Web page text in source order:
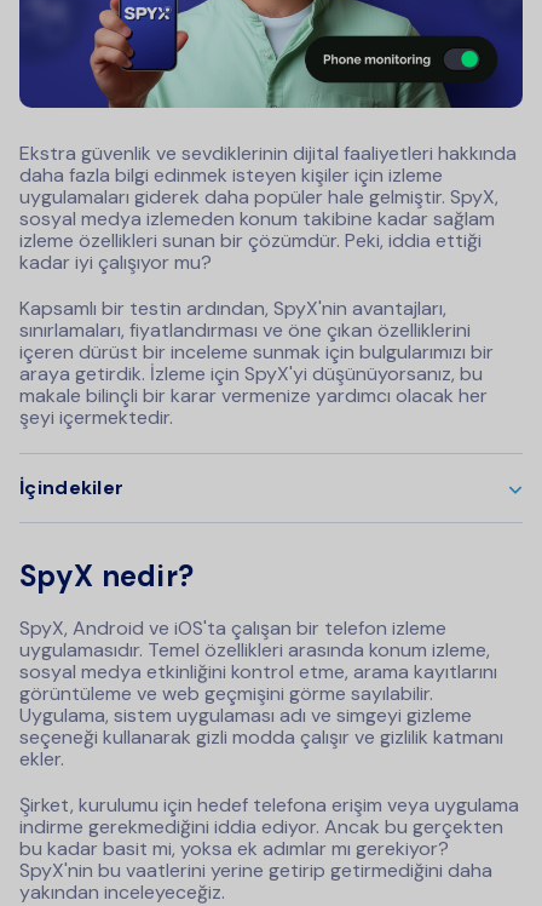
Ekstra güvenlik ve sevdiklerinin dijital faaliyetleri hakkında
daha fazla bilgi edinmek isteyen kişiler için izleme
uygulamaları giderek daha popüler hale gelmiştir. SpyX,
sosyal medya izlemeden konum takibine kadar sağlam
izleme özellikleri sunan bir çözümdür. Peki, iddia ettiği
kadar iyi çalışıyor mu?
Kapsamlı bir testin ardından, SpyX'nin avantajları,
sınırlamaları, fiyatlandırması ve öne çıkan özelliklerini
içeren dürüst bir inceleme sunmak için bulgularımızı bir
araya getirdik. İzleme için SpyX'yi düşünüyorsanız, bu
makale bilinçli bir karar vermenize yardımcı olacak her
şeyi içermektedir.
İçindekiler
SpyX nedir?
SpyX, Android ve iOS'ta çalışan bir telefon izleme
uygulamasıdır. Temel özellikleri arasında konum izleme,
sosyal medya etkinliğini kontrol etme, arama kayıtlarını
görüntüleme ve web geçmişini görme sayılabilir.
Uygulama, sistem uygulaması adı ve simgeyi gizleme
seçeneği kullanarak gizli modda çalışır ve gizlilik katmanı
ekler.
Şirket, kurulumu için hedef telefona erişim veya uygulama
indirme gerekmediğini iddia ediyor. Ancak bu gerçekten
bu kadar basit mi, yoksa ek adımlar mı gerekiyor?
SpyX'nin bu vaatlerini yerine getirip getirmediğini daha
yakından inceleyeceğiz.